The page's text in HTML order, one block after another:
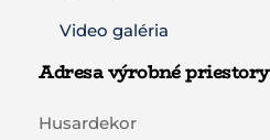
Video galéria
Adresa výrobné priestory
Husardekor